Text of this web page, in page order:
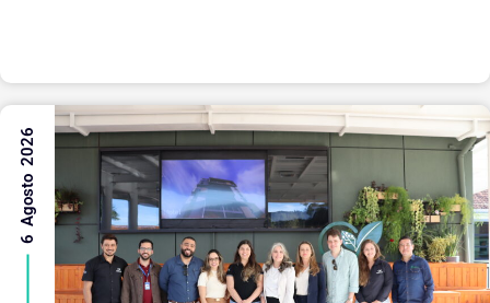
6 Agosto 2026